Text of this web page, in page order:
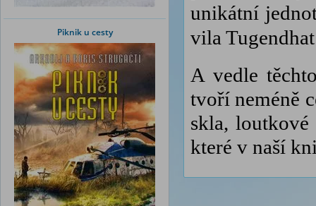
Piknik u cesty
unikátní
vila
A vedle
tvoří neméně
skla,
které v naší